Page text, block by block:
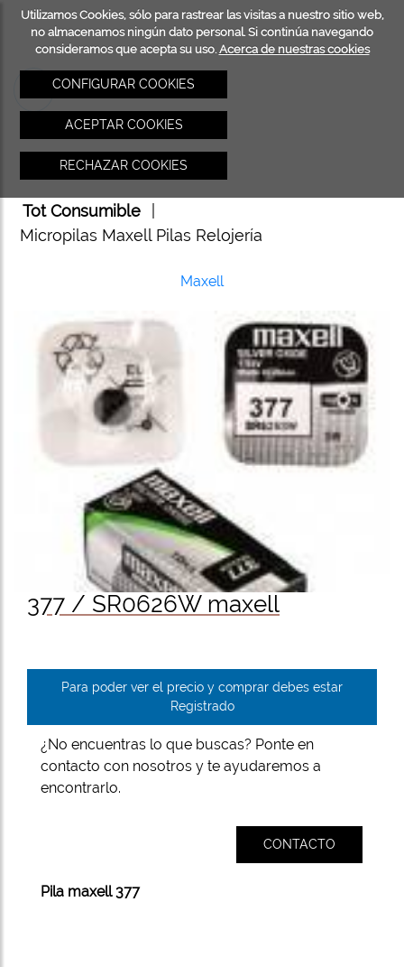
Utilizamos Cookies, sólo para rastrear las visitas a nuestro sitio web,
no almacenamos ningún dato personal. Si continúa navegando
consideramos que acepta su uso. Acerca de nuestras cookies
CONFIGURAR COOKIES
ACEPTAR COOKIES
RECHAZAR COOKIES
INICIO
TOT
Tot Consumible
Micropilas Maxell Pilas Relojería
Maxell
377 / SR0626W maxell
Para poder ver el precio y comprar debes estar
Registrado
¿No encuentras lo que buscas? Ponte en
contacto con nosotros y te ayudaremos a
encontrarlo.
CONTACTO
Pila maxell 377